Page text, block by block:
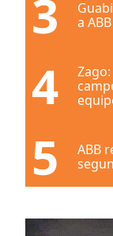
3
a
4
5
ABB